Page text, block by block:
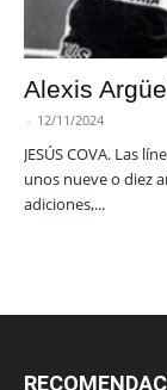
Alexis
- 12/11/2024
JESÚS COVA. Las
unos nueve o diez
adiciones,...